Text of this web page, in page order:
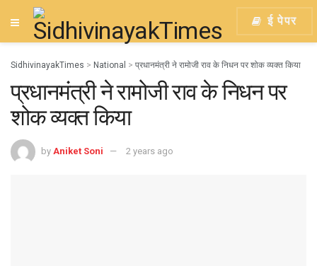
ई पेपर
SidhivinayakTimes > National > प्रधानमंत्री ने रामोजी राव के निधन पर शोक व्यक्त किया
प्रधानमंत्री ने रामोजी राव के निधन पर
शोक व्यक्त किया
by Aniket Soni 2 years ago